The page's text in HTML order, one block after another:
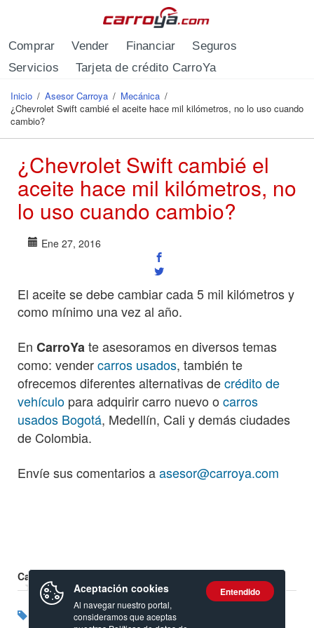
Comprar Vender Financiar
Seguros
Servicios
Tarjeta de crédito CarroYa
Se encuentra usted aquí
Inicio / Asesor Carroya / Mecánica /
¿Chevrolet Swift cambié el aceite hace mil kilómetros, no lo uso cuando
cambio?
¿Chevrolet Swift cambié el
aceite hace mil kilómetros, no
lo uso cuando cambio?
Ene 27, 2016
El aceite se debe cambiar cada 5 mil kilómetros y
como mínimo una vez al año.
En CarroYate asesoramos en diversos temas
como: vendercarros usados, también te
ofrecemos diferentes alternativas decrédito de
vehículo para adquirir carro nuevo o carros
usados Bogotá, Medellín, Cali y demás ciudades
de Colombia.
Envíe sus comentarios aasesor@carroya.com
Calificación:
Swift Chevrolet
Aceptación cookies
Al navegar nuestro portal,
consideramos que aceptas
Entendido